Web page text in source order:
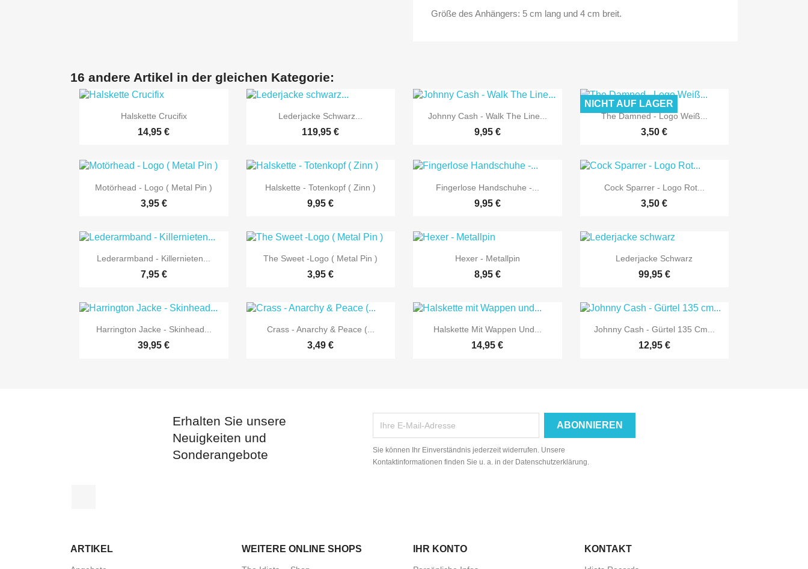
Größe des Anhängers: 5 cm lang und 4 cm breit.
16 andere Artikel in der gleichen Kategorie:
 Vorschau
Halskette Crucifix
14,95 €
 Vorschau
Lederjacke Schwarz...
119,95 €
 Vorschau
Johnny Cash - Walk The Line...
9,95 €
 Vorschau
The Damned - Logo Weiß...
3,50 €
NICHT AUF LAGER
 Vorschau
Motörhead - Logo ( Metal Pin )
3,95 €
 Vorschau
Halskette - Totenkopf ( Zinn )
9,95 €
 Vorschau
Fingerlose Handschuhe -...
9,95 €
 Vorschau
Cock Sparrer - Logo Rot...
3,50 €
 Vorschau
Lederarmband - Killernieten...
7,95 €
 Vorschau
The Sweet -Logo ( Metal Pin )
3,95 €
 Vorschau
Hexer - Metallpin
8,95 €
 Vorschau
Lederjacke Schwarz
99,95 €
 Vorschau
Harrington Jacke - Skinhead...
39,95 €
 Vorschau
Crass - Anarchy & Peace (...
3,49 €
 Vorschau
Halskette Mit Wappen Und...
14,95 €
 Vorschau
Johnny Cash - Gürtel 135 Cm...
12,95 €
Erhalten Sie unsere
Neuigkeiten und
Sonderangebote
Sie können Ihr Einverständnis jederzeit widerrufen. Unsere
Kontaktinformationen finden Sie u. a. in der Datenschutzerklärung.
ARTIKEL WEITERE ONLINE SHOPS IHR KONTO KONTAKT